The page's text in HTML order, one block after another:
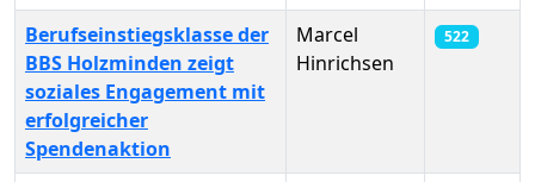
Berufseinstiegsklasse der
BBS Holzminden zeigt
soziales Engagement mit
erfolgreicher
Spendenaktion
Marcel
Hinrichsen
522